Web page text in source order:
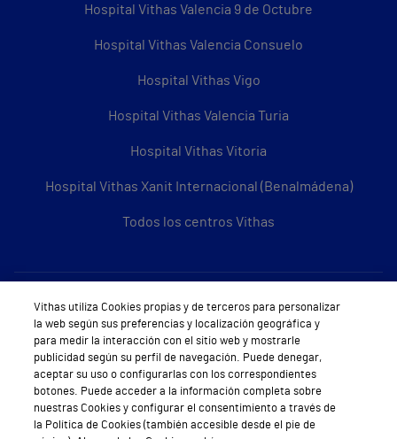
Hospital Vithas Valencia 9 de Octubre
Hospital Vithas Valencia Consuelo
Hospital Vithas Vigo
Hospital Vithas Valencia Turia
Hospital Vithas Vitoria
Hospital Vithas Xanit Internacional (Benalmádena)
Todos los centros Vithas
Sobre Vithas
Quiénes somos
Trabajar en Vithas
Teléfono Cita Médica
Vithas utiliza Cookies propias y de terceros para personalizar
la web según sus preferencias y localización geográfica y
para medir la interacción con el sitio web y mostrarle
publicidad según su perfil de navegación. Puede denegar,
aceptar su uso o configurarlas con los correspondientes
botones. Puede acceder a la información completa sobre
nuestras Cookies y configurar el consentimiento a través de
la Política de Cookies (también accesible desde el pie de